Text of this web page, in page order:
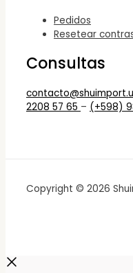
Pedidos
Resetear
Consultas
2208 57 65 – (+598)
Copyright © 2026